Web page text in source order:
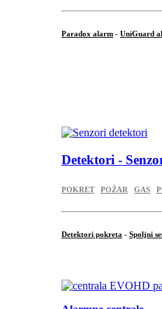
Paradox alarm - UniGuard
Detektori -
POKRET POŽAR GAS
Detektori pokreta - Spoljni